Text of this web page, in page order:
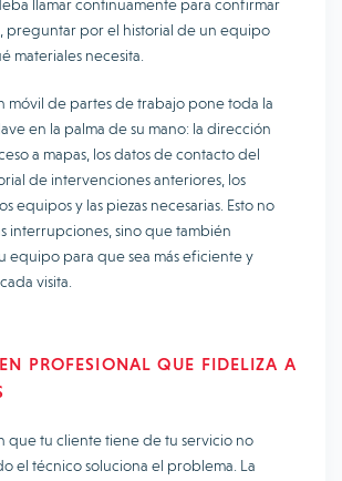
llamar continuamente para confirmar
preguntar por el historial de un equipo
materiales necesita.
móvil de partes de trabajo pone toda la
en la palma de su mano: la dirección
a mapas, los datos de contacto del
de intervenciones anteriores, los
equipos y las piezas necesarias. Esto no
interrupciones, sino que también
equipo para que sea más eficiente y
visita.
PROFESIONAL QUE FIDELIZA A
que tu cliente tiene de tu servicio no
el técnico soluciona el problema. La